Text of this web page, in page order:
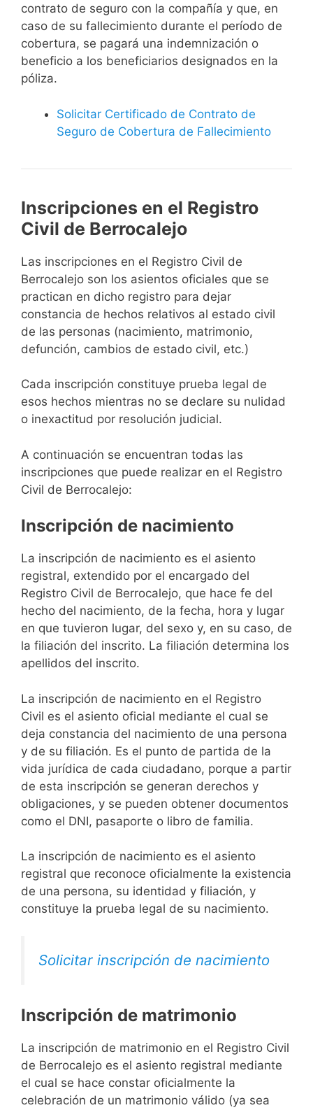
contrato de seguro con la compañía y que, en
caso de su fallecimiento durante el período de
cobertura, se pagará una indemnización o
beneficio a los beneficiarios designados en la
póliza.
Solicitar Certificado de Contrato de
Seguro de Cobertura de Fallecimiento
Inscripciones en el Registro
Civil de Berrocalejo
Las inscripciones en el Registro Civil de
Berrocalejo son los asientos oficiales que se
practican en dicho registro para dejar
constancia de hechos relativos al estado civil
de las personas (nacimiento, matrimonio,
defunción, cambios de estado civil, etc.)
Cada inscripción constituye prueba legal de
esos hechos mientras no se declare su nulidad
o inexactitud por resolución judicial.
A continuación se encuentran todas las
inscripciones que puede realizar en el Registro
Civil de Berrocalejo:
Inscripción de nacimiento
La inscripción de nacimiento es el asiento
registral, extendido por el encargado del
Registro Civil de Berrocalejo, que hace fe del
hecho del nacimiento, de la fecha, hora y lugar
en que tuvieron lugar, del sexo y, en su caso, de
la filiación del inscrito. La filiación determina los
apellidos del inscrito.
La inscripción de nacimiento en el Registro
Civil es el asiento oficial mediante el cual se
deja constancia del nacimiento de una persona
y de su filiación. Es el punto de partida de la
vida jurídica de cada ciudadano, porque a partir
de esta inscripción se generan derechos y
obligaciones, y se pueden obtener documentos
como el DNI, pasaporte o libro de familia.
La inscripción de nacimiento es el asiento
registral que reconoce oficialmente la existencia
de una persona, su identidad y filiación, y
constituye la prueba legal de su nacimiento.
Solicitar inscripción de nacimiento
Inscripción de matrimonio
La inscripción de matrimonio en el Registro Civil
de Berrocalejo es el asiento registral mediante
el cual se hace constar oficialmente la
celebración de un matrimonio válido (ya sea